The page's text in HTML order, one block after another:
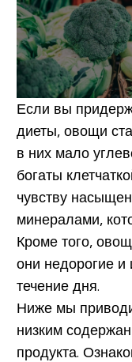
Если вы
диеты, овощи
в них мало
богаты
чувству
минералами,
Кроме того,
они недорогие и
течение дня.
Ниже мы
низким
продукта.